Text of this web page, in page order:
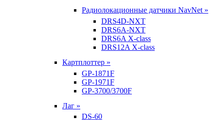
Радиолокационные датчики NavNet »
DRS4D-NXT
DRS6A-NXT
DRS6A X-class
DRS12A X-class
Картплоттер »
GP-1871F
GP-1971F
GP-3700/3700F
Лаг »
DS-60